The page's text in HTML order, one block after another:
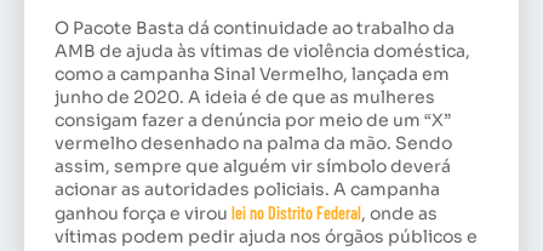
O Pacote Basta dá continuidade ao trabalho da
AMB de ajuda às vítimas de violência doméstica,
como a campanha Sinal Vermelho, lançada em
junho de 2020. A ideia é de que as mulheres
consigam fazer a denúncia por meio de um “X”
vermelho desenhado na palma da mão. Sendo
assim, sempre que alguém vir símbolo deverá
acionar as autoridades policiais. A campanha
ganhou força e virou lei no Distrito Federal, onde as
vítimas podem pedir ajuda nos órgãos públicos e